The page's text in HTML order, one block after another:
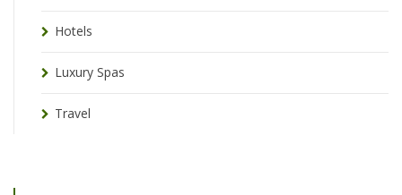
Hotels
Luxury Spas
Travel